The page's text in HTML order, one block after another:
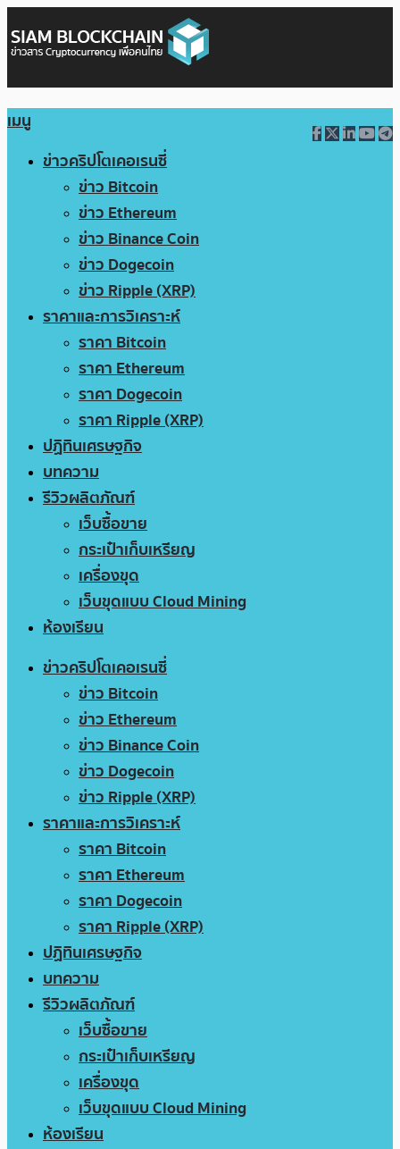
เมนู
ข่าวคริปโตเคอเรนซี่
ข่าว Bitcoin
ข่าว Ethereum
ข่าว Binance Coin
ข่าว Dogecoin
ข่าว Ripple (XRP)
ราคาและการวิเคราะห์
ราคา Bitcoin
ราคา Ethereum
ราคา Dogecoin
ราคา Ripple (XRP)
ปฏิทินเศรษฐกิจ
บทความ
รีวิวผลิตภัณฑ์
เว็บซื้อขาย
กระเป๋าเก็บเหรียญ
เครื่องขุด
เว็บขุดแบบ Cloud Mining
ห้องเรียน
ข่าวคริปโตเคอเรนซี่
ข่าว Bitcoin
ข่าว Ethereum
ข่าว Binance Coin
ข่าว Dogecoin
ข่าว Ripple (XRP)
ราคาและการวิเคราะห์
ราคา Bitcoin
ราคา Ethereum
ราคา Dogecoin
ราคา Ripple (XRP)
ปฏิทินเศรษฐกิจ
บทความ
รีวิวผลิตภัณฑ์
เว็บซื้อขาย
กระเป๋าเก็บเหรียญ
เครื่องขุด
เว็บขุดแบบ Cloud Mining
ห้องเรียน